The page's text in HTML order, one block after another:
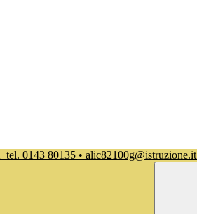
tel. 0143 80135 • alic82100g@istruzione.it